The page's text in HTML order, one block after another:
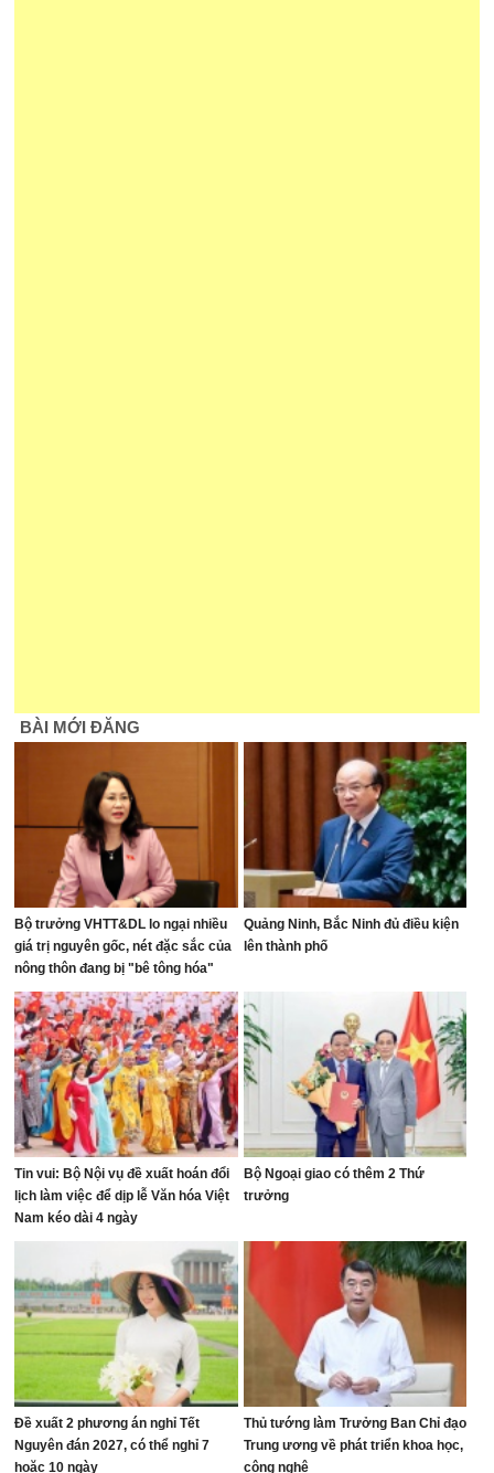
BÀI MỚI ĐĂNG
Bộ trưởng VHTT&DL lo ngại nhiều
giá trị nguyên gốc, nét đặc sắc của
nông thôn đang bị "bê tông hóa"
Quảng Ninh, Bắc Ninh đủ điều kiện
lên thành phố
Tin vui: Bộ Nội vụ đề xuất hoán đổi
lịch làm việc để dịp lễ Văn hóa Việt
Nam kéo dài 4 ngày
Bộ Ngoại giao có thêm 2 Thứ
trưởng
Đề xuất 2 phương án nghỉ Tết
Nguyên đán 2027, có thể nghỉ 7
hoặc 10 ngày
Thủ tướng làm Trưởng Ban Chỉ đạo
Trung ương về phát triển khoa học,
công nghệ